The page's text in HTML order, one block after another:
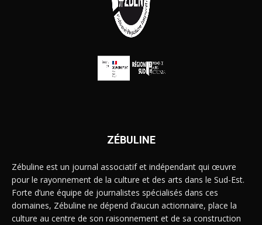
ZÉBULINE
Zébuline est un journal associatif et indépendant qui œuvre
pour le rayonnement de la culture et des arts dans le Sud-Est.
Forte d’une équipe de journalistes spécialisés dans ces
domaines, Zébuline ne dépend d’aucun actionnaire, place la
culture au centre de son raisonnement et de sa construction